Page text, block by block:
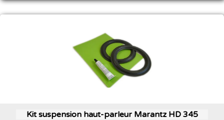
Kit suspension haut-parleur Marantz HD 345